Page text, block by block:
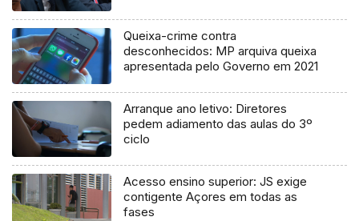
Queixa-crime contra
desconhecidos: MP arquiva queixa
apresentada pelo Governo em 2021
Arranque ano letivo: Diretores
pedem adiamento das aulas do 3º
ciclo
Acesso ensino superior: JS exige
contigente Açores em todas as
fases